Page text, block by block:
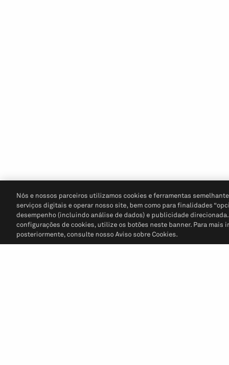
Nós e nossos parceiros utilizamos cookies e ferramentas
serviços digitais e operar nosso site, bem como para finalidades
desempenho (incluindo análise de dados) e publicidade
configurações de cookies, utilize os botões neste banner. Para mais
posteriormente, consulte nosso Aviso sobre Cookies.